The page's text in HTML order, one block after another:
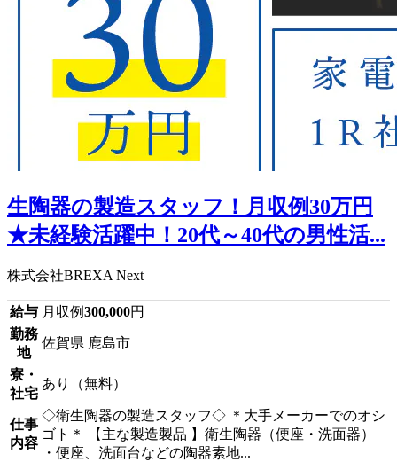
生陶器の製造スタッフ！月収例30万円
★未経験活躍中！20代～40代の男性活...
株式会社BREXA Next
給与 月収例300,000円
勤務
地
佐賀県 鹿島市
寮・
社宅
あり（無料）
仕事
内容
◇衛生陶器の製造スタッフ◇ ＊大手メーカーでのオシ
ゴト＊ 【主な製造製品 】衛生陶器（便座・洗面器）
・便座、洗面台などの陶器素地...